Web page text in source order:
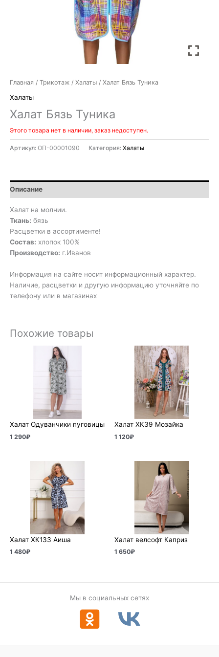
Главная / Трикотаж / Халаты / Халат Бязь Туника
Халаты
Халат Бязь Туника
Этого товара нет в наличии, заказ недоступен.
Артикул: ОП-00001090 Категория: Халаты
Описание
Халат на молнии.
Ткань: бязь
Расцветки в ассортименте!
Состав: хлопок 100%
Производство: г.Иванов
Информация на сайте носит информационный характер.
Наличие, расцветки и другую информацию уточняйте по
телефону или в магазинах
Похожие товары
Халат Одуванчики пуговицы
1 290₽
Халат ХК39 Мозайка
1 120₽
Халат ХК133 Аиша
1 480₽
Халат велсофт Каприз
1 650₽
Мы в социальных сетях